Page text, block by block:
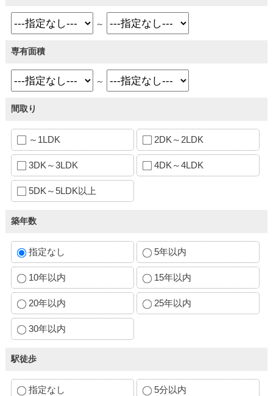
～
専有面積
～
間取り
～1LDK 2DK～2LDK
3DK～3LDK 4DK～4LDK
5DK～5LDK以上
築年数
指定なし 5年以内
10年以内 15年以内
20年以内 25年以内
30年以内
駅徒歩
指定なし 5分以内